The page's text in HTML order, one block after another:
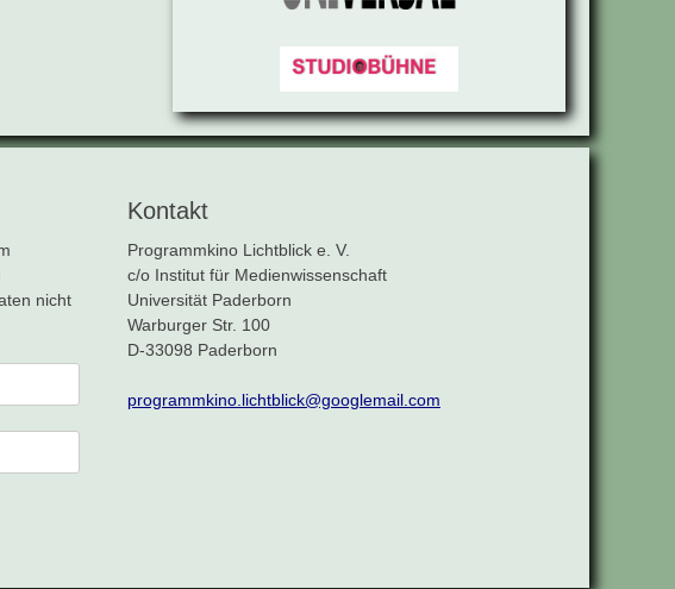
nicht
Kontakt
Programmkino Lichtblick e. V.
c/o Institut für Medienwissenschaft
Universität Paderborn
Warburger Str. 100
D-33098 Paderborn
programmkino.lichtblick@googlemail.com